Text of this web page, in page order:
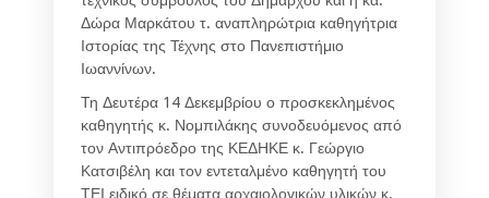
Δώρα Μαρκάτου τ. αναπληρώτρια καθηγήτρια
Ιστορίας της Τέχνης στο Πανεπιστήμιο
Ιωαννίνων.
Τη Δευτέρα 14 Δεκεμβρίου ο προσκεκλημένος
καθηγητής κ. Νομπιλάκης συνοδευόμενος από
τον Αντιπρόεδρο της ΚΕΔΗΚΕ κ. Γεώργιο
Κατσιβέλη και τον εντεταλμένο καθηγητή του
ΤΕΙ ειδικό σε θέματα αρχαιολογικών υλικών κ.